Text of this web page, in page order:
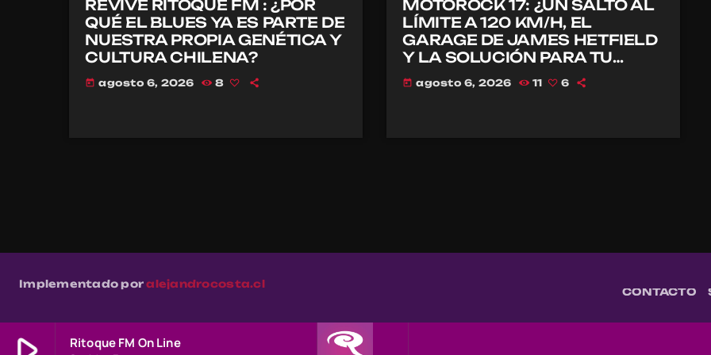
Ritoque FM On Line
REVIVE RITOQUE FM : ¿POR
QUÉ EL BLUES YA ES PARTE DE
NUESTRA PROPIA GENÉTICA Y
CULTURA CHILENA?
today agosto 6, 2026 8
MOTOROCK 17: ¿UN SALTO AL
LÍMITE A 120 KM/H, EL
GARAGE DE JAMES HETFIELD
Y LA SOLUCIÓN PARA TU
CASCO?
today agosto 6, 2026 11 6
Implementado poralejandrocosta.cl
CONTACTO